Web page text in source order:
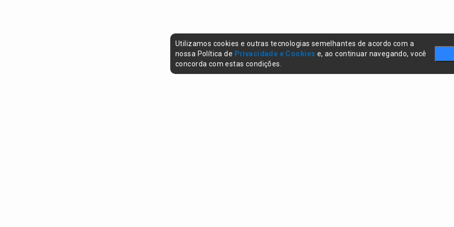
Utilizamos cookies e outras tecnologias semelhantes de acordo com a
nossa Política de Privacidade e Cookies e, ao continuar navegando, você
concorda com estas condições.